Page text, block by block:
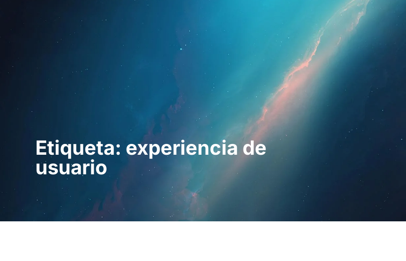
Para profesionales Para pacientes
Etiqueta: experiencia de
usuario